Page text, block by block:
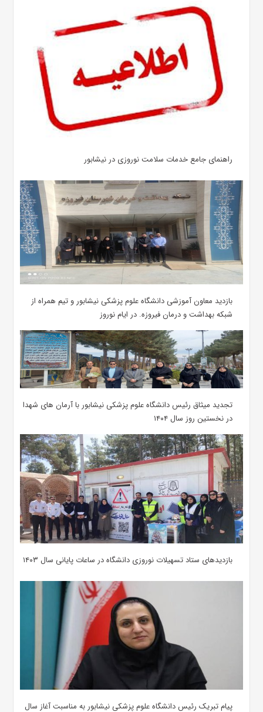
راهنمای جامع خدمات سلامت نوروزی در نیشابور
بازدید معاون آموزشی دانشگاه علوم پزشکی نیشابور و تیم همراه از
شبکه بهداشت و درمان فیروزه. در ایام نوروز
تجدید میثاق رئیس دانشگاه علوم پزشکی نیشابور با آرمان های شهدا
در نخستین روز سال ۱۴۰۴
بازدیدهای ستاد تسهیلات نوروزی دانشگاه در ساعات پایانی سال ۱۴۰۳
پیام تبریک رئیس دانشگاه علوم پزشکی نیشابور به مناسبت آغاز سال